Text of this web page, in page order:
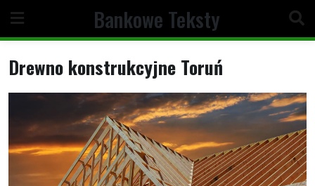
content
Bankowe Teksty
Drewno konstrukcyjne Toruń